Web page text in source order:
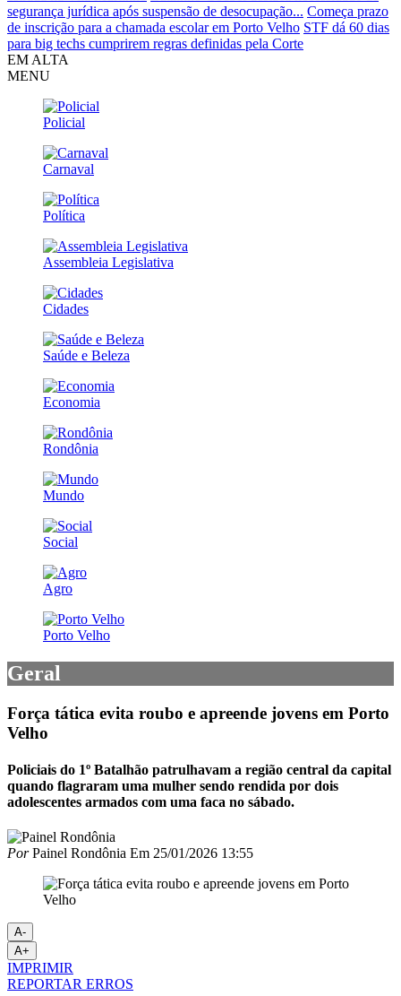
segurança jurídica após suspensão de desocupação... Começa prazo
de inscrição para a chamada escolar em Porto Velho STF dá 60 dias
para big techs cumprirem regras definidas pela Corte
EM ALTA
MENU
Policial
Carnaval
Política
Assembleia Legislativa
Cidades
Saúde e Beleza
Economia
Rondônia
Mundo
Social
Agro
Porto Velho
Geral
Força tática evita roubo e apreende jovens em Porto
Velho
Policiais do 1º Batalhão patrulhavam a região central da capital
quando flagraram uma mulher sendo rendida por dois
adolescentes armados com uma faca no sábado.
PorPainel Rondônia Em 25/01/2026 13:55
A-
A+
IMPRIMIR
REPORTAR ERROS